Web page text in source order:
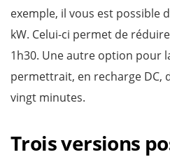
exemple, il vous est possible
kW. Celui-ci permet de
1h30. Une autre option pour
permettrait, en recharge DC,
vingt minutes.
Trois versions